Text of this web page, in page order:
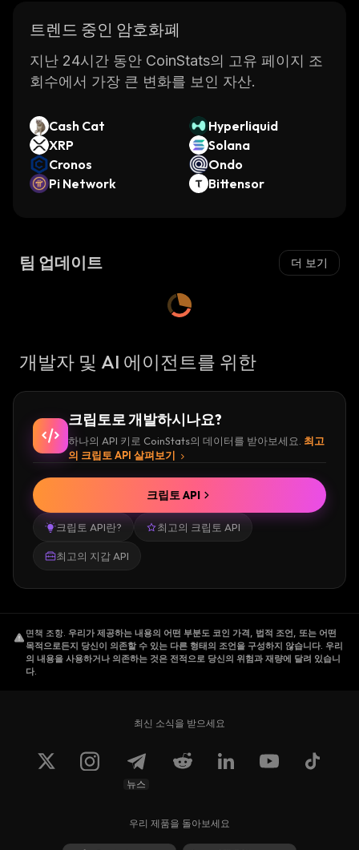
트렌드 중인 암호화폐
지난 24시간 동안 CoinStats의 고유 페이지 조
회수에서 가장 큰 변화를 보인 자산.
Cash Cat
Hyperliquid
XRP
Solana
Cronos
Ondo
Pi Network
Bittensor
팀 업데이트 더 보기
개발자 및 AI 에이전트를 위한
크립토로 개발하시나요?
하나의 API 키로 CoinStats의 데이터를 받아보세요. 최고
의 크립토 API 살펴보기
크립토 API란? 최고의 크립토 API
최고의 지갑 API
크립토 API
면책 조항. 우리가 제공하는 내용의 어떤 부분도 코인 가격, 법적 조언, 또는 어떤
목적으로든지 당신이 의존할 수 있는 다른 형태의 조언을 구성하지 않습니다. 우리
의 내용을 사용하거나 의존하는 것은 전적으로 당신의 위험과 재량에 달려 있습니
다.
최신 소식을 받으세요
뉴스
우리 제품을 돌아보세요